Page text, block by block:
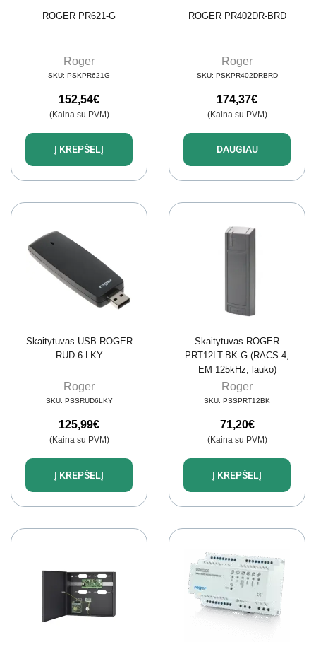
ROGER PR621-G
Roger
SKU: PSKPR621G
152,54€
(Kaina su PVM)
Į KREPŠELĮ
ROGER PR402DR-BRD
Roger
SKU: PSKPR402DRBRD
174,37€
(Kaina su PVM)
DAUGIAU
Skaitytuvas USB ROGER
RUD-6-LKY
Roger
SKU: PSSRUD6LKY
125,99€
(Kaina su PVM)
Į KREPŠELĮ
Skaitytuvas ROGER
PRT12LT-BK-G (RACS 4,
EM 125kHz, lauko)
Roger
SKU: PSSPRT12BK
71,20€
(Kaina su PVM)
Į KREPŠELĮ